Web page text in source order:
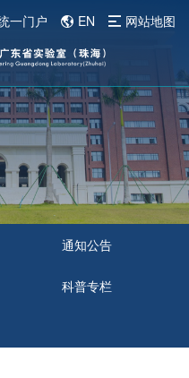
一门户 EN 网站地图
通知公告
科普专栏